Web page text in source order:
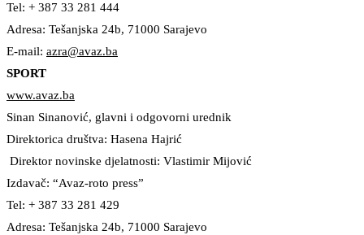
Tel: + 387 33 281 444
Adresa: Tešanjska 24b, 71000 Sarajevo
E-mail: azra@avaz.ba
SPORT
www.avaz.ba
Sinan Sinanović, glavni i odgovorni urednik
Direktorica društva: Hasena Hajrić
Direktor novinske djelatnosti: Vlastimir Mijović
Izdavač: “Avaz-roto press”
Tel: + 387 33 281 429
Adresa: Tešanjska 24b, 71000 Sarajevo